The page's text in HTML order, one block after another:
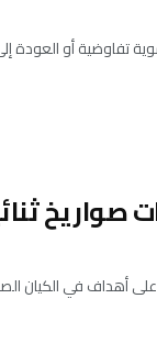
تفاوضية أو العودة
على أهداف في الكيان